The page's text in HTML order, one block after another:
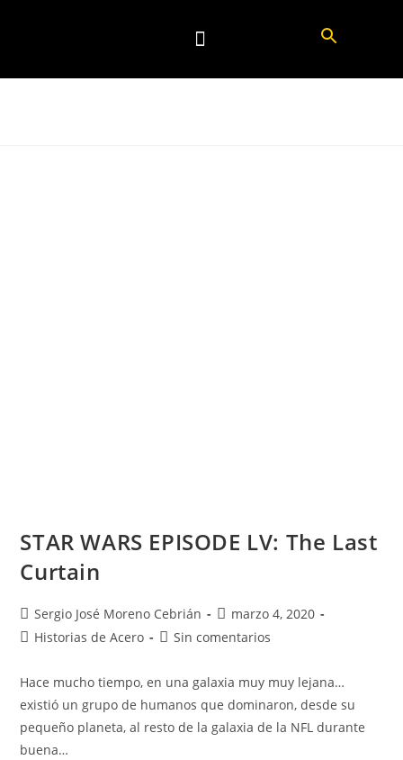
STAR WARS EPISODE LV: The Last
Curtain
Sergio José Moreno Cebrián
marzo 4, 2020
Historias de Acero
Sin comentarios
Hace mucho tiempo, en una galaxia muy muy lejana…
existió un grupo de humanos que dominaron, desde su
pequeño planeta, al resto de la galaxia de la NFL durante
buena…